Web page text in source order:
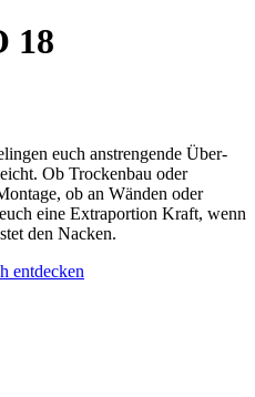
18
euch anstrengende Über-
Ob Trockenbau oder
ob an Wänden oder
eine Extraportion Kraft, wenn
den Nacken.
entdecken